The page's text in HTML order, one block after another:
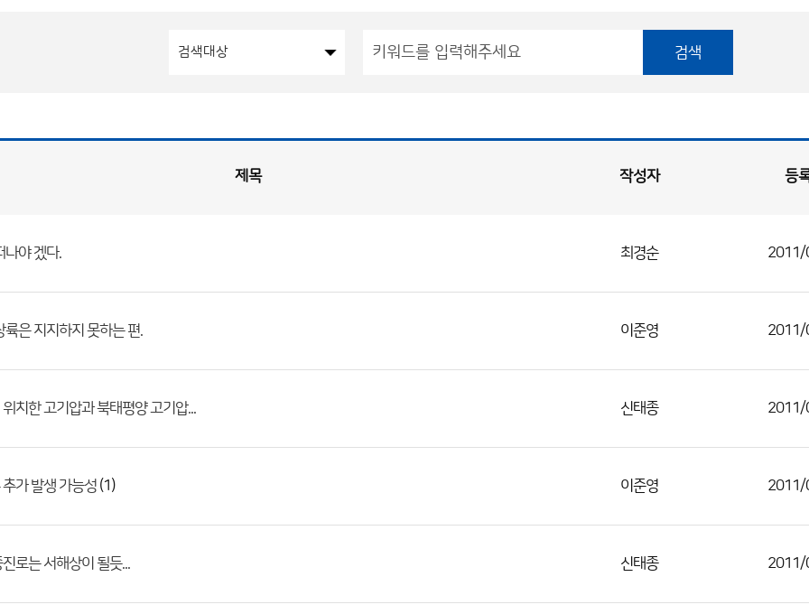
검색
제목 작성자 등
나야 겠다. 최경순 2011/
륙은 지지하지 못하는 편. 이준영 2011/
치한 고기압과 북태평양 고기압... 신태종 2011/
가 발생 가능성 (1) 이준영 2011/
로는 서해상이 될듯... 신태종 2011/